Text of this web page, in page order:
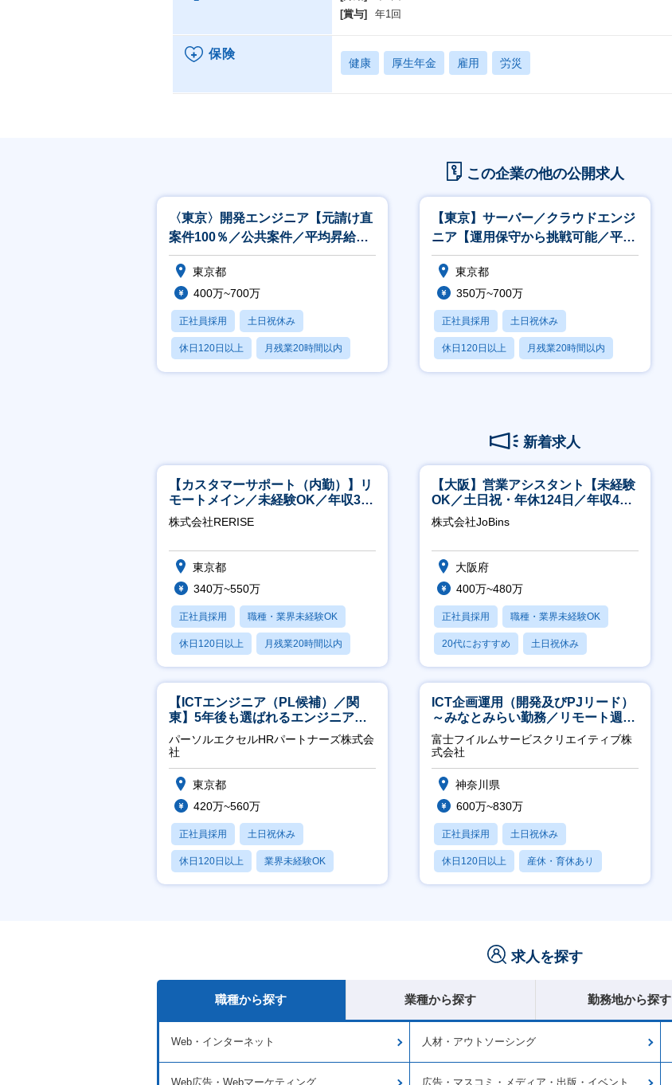
[賞与]
年1回
保険
健康 厚生年金 雇用 労災
この企業の他の公開求人
〈東京〉開発エンジニア【元請け直
案件100％／公共案件／平均昇給率
8％／上流志向の方歓迎】
東京都
400万~700万
正社員採用 土日祝休み
休日120日以上 月残業20時間以内
賞与あり
【東京】サーバー／クラウドエンジ
ニア【運用保守から挑戦可能／平均
昇給率7.8％／夜勤シフト無】
東京都
350万~700万
正社員採用 土日祝休み
休日120日以上 月残業20時間以内
賞与あり
新着求人
【カスタマーサポート（内勤）】リ
モートメイン／未経験OK／年収340
万～／年間休日125日
株式会社RERISE
東京都
340万~550万
正社員採用 職種・業界未経験OK
休日120日以上 月残業20時間以内
賞与あり
【大阪】営業アシスタント【未経験
OK／土日祝・年休124日／年収400
万～／転勤なし】
株式会社JoBins
大阪府
400万~480万
正社員採用 職種・業界未経験OK
20代におすすめ 土日祝休み
休日120日以上
【ICTエンジニア（PL候補）／関
東】5年後も選ばれるエンジニアへ
／チーム運営・体制構築
パーソルエクセルHRパートナーズ株式会
社
東京都
420万~560万
正社員採用 土日祝休み
休日120日以上 業界未経験OK
月残業20時間以内
ICT企画運用（開発及びPJリード）
～みなとみらい勤務／リモート週
2OK／業務改善～
富士フイルムサービスクリエイティブ株
式会社
神奈川県
600万~830万
正社員採用 土日祝休み
休日120日以上 産休・育休あり
月残業20時間以内
求人を探す
職種から探す 業種から探す 勤務地から探す
Web・インターネット 人材・アウトソーシング
Web広告・Webマーケティング 広告・マスコミ・メディア・出版・イベント